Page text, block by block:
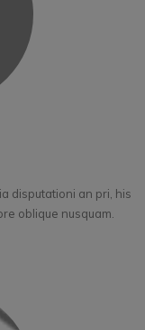
disputationi an pri, his
oblique nusquam.